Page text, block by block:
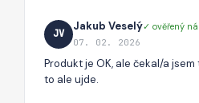
JV
Jakub Veselý✓ ověřený
07. 02. 2026
Produkt je OK, ale čekal/a
to ale ujde.